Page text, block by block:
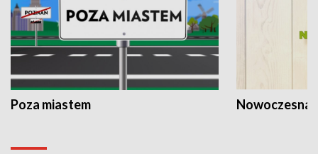
Poza miastem Nowoczesna